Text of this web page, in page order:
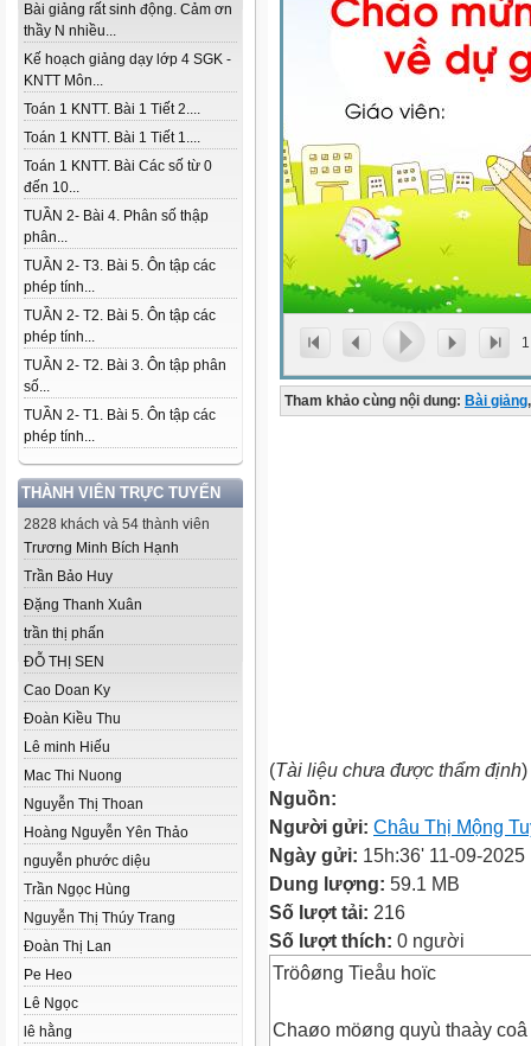
Bài giảng rất sinh động. Cảm ơn
thầy N nhiều...
Kế hoạch giảng dạy lớp 4 SGK -
KNTT Môn...
Toán 1 KNTT. Bài 1 Tiết 2....
Toán 1 KNTT. Bài 1 Tiết 1....
Toán 1 KNTT. Bài Các số từ 0
đến 10...
TUẦN 2- Bài 4. Phân số thập
phân...
TUẦN 2- T3. Bài 5. Ôn tập các
phép tính...
TUẦN 2- T2. Bài 5. Ôn tập các
phép tính...
TUẦN 2- T2. Bài 3. Ôn tập phân
số...
TUẦN 2- T1. Bài 5. Ôn tập các
phép tính...
THÀNH VIÊN TRỰC TUYẾN
2828 khách và 54 thành viên
Trương Minh Bích Hạnh
Trần Bảo Huy
Đặng Thanh Xuân
trần thị phấn
ĐỖ THỊ SEN
Cao Doan Ky
Đoàn Kiều Thu
Lê minh Hiếu
Mac Thi Nuong
Nguyễn Thị Thoan
Hoàng Nguyễn Yên Thảo
nguyễn phước diệu
Trần Ngọc Hùng
Nguyễn Thị Thúy Trang
Đoàn Thị Lan
Pe Heo
Lê Ngọc
lê hằng
1
Tham khảo cùng nội dung: Bài giảng,
(Tài liệu chưa được thẩm định)
Nguồn:
Người gửi: Châu Thị Mộng
Ngày gửi: 15h:36' 11-09-2025
Dung lượng: 59.1 MB
Số lượt tải: 216
Số lượt thích: 0 người
Tröôøng Tieåu hoïc
Chaøo möøng quyù thaày coâ